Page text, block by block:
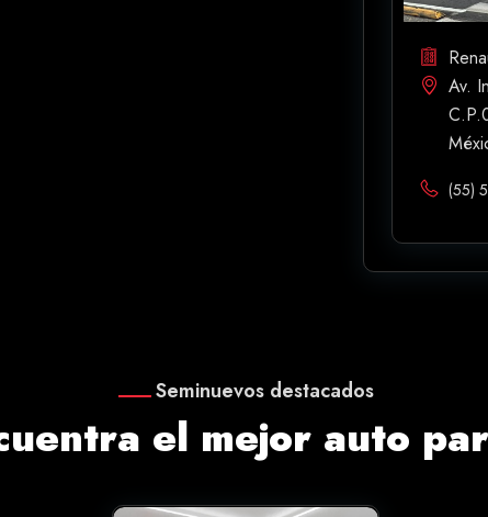
Av.
(55)
Seminuevos destacados
el mejor auto